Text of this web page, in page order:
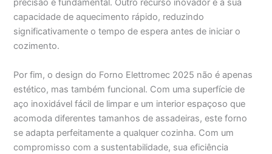
precisão é fundamental. Outro recurso inovador é a sua
capacidade de aquecimento rápido, reduzindo
significativamente o tempo de espera antes de iniciar o
cozimento.
Por fim, o design do Forno Elettromec 2025 não é apenas
estético, mas também funcional. Com uma superfície de
aço inoxidável fácil de limpar e um interior espaçoso que
acomoda diferentes tamanhos de assadeiras, este forno
se adapta perfeitamente a qualquer cozinha. Com um
compromisso com a sustentabilidade, sua eficiência